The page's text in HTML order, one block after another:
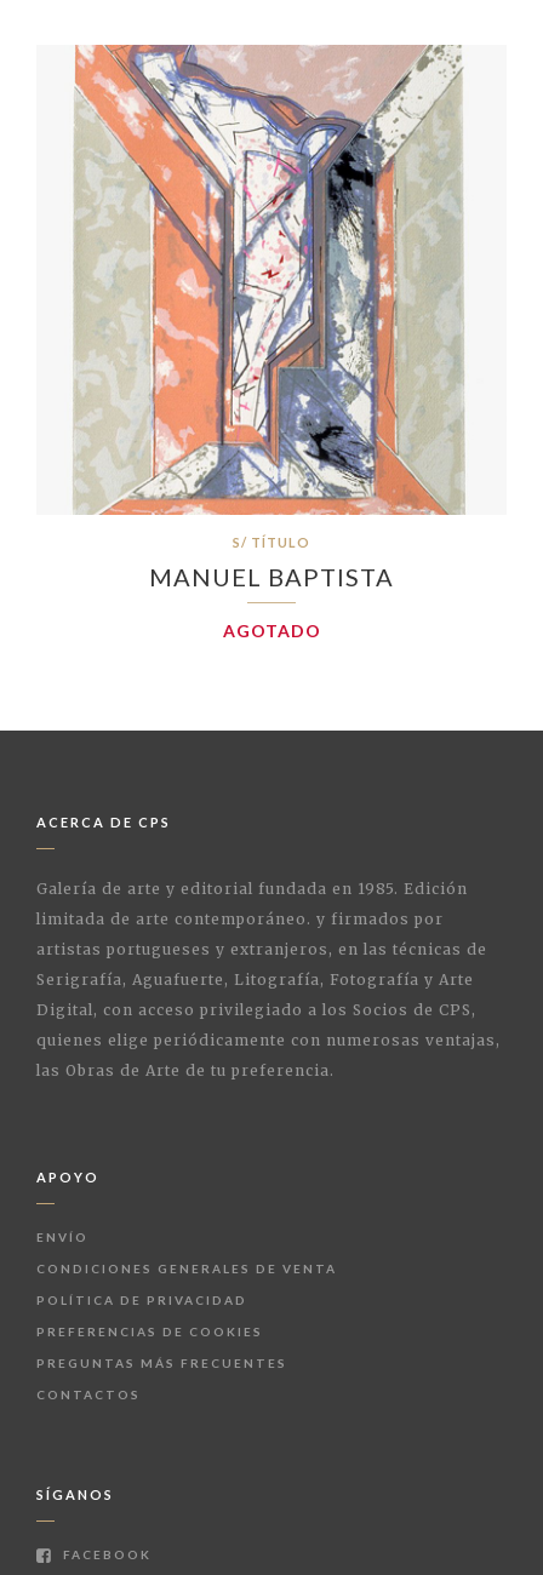
S/ TÍTULO
MANUEL BAPTISTA
AGOTADO
ACERCA DE CPS
Galería de arte y editorial fundada en 1985. Edición
limitada de arte contemporáneo. y firmados por
artistas portugueses y extranjeros, en las técnicas de
Serigrafía, Aguafuerte, Litografía, Fotografía y Arte
Digital, con acceso privilegiado a los Socios de CPS,
quienes elige periódicamente con numerosas ventajas,
las Obras de Arte de tu preferencia.
APOYO
ENVÍO
CONDICIONES GENERALES DE VENTA
POLÍTICA DE PRIVACIDAD
PREFERENCIAS DE COOKIES
PREGUNTAS MÁS FRECUENTES
CONTACTOS
SÍGANOS
FACEBOOK